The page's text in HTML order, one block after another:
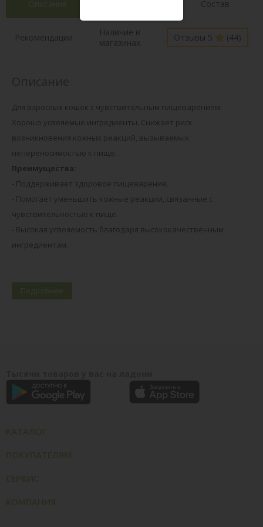
Описание Состав
Рекомендации
Наличие в
магазинах
Отзывы 5 (44)
Для взрослых кошек с чувствительным пищеварением.
Хорошо усвояемые ингредиенты. Снижает риск
возникновения кожных реакций, вызываемых
непереносимостью к пище.
Преимущества:
- Поддерживает здоровое пищеварение.
- Помогает уменьшить кожные реакции, связанные с
чувствительностью к пище.
- Высокая усвояемость благодаря высококачественным
ингредиентам.
Подробнее